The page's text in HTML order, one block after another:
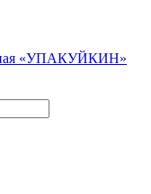
«УПАКУЙКИН»